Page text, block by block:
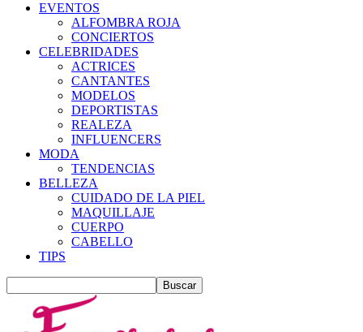
EVENTOS
ALFOMBRA ROJA
CONCIERTOS
CELEBRIDADES
ACTRICES
CANTANTES
MODELOS
DEPORTISTAS
REALEZA
INFLUENCERS
MODA
TENDENCIAS
BELLEZA
CUIDADO DE LA PIEL
MAQUILLAJE
CUERPO
CABELLO
TIPS